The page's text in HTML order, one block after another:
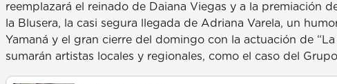
reemplazará el reinado de Daiana Viegas y a la premiación
la Blusera, la casi segura llegada de Adriana Varela, un
Yamaná y el gran cierre del domingo con la actuación de
sumarán artistas locales y regionales, como el caso del